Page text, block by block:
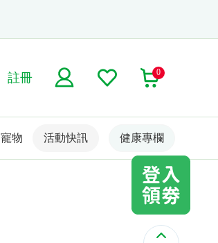
註冊 0
寵物 名人嚴選
活動快訊 健康專欄